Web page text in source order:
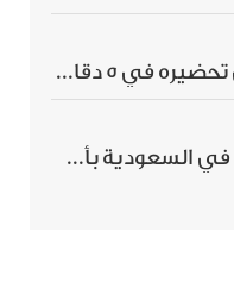
مشروب بروتين نباتي يمكن تحضيره في 5 دقائق ويمنحك شعورًا بالشبع
أفضل مطاعم بوفيه مفتوح في السعودية بأسعار تناسب الجميع